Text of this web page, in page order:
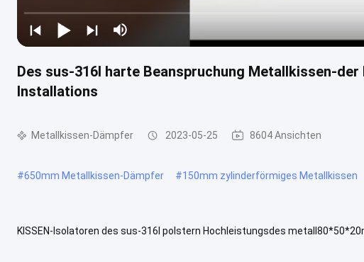
Des sus-316l harte Beanspruchung Metallkissen-
Installations
Metallkissen-Dämpfer 2023-05-25 8604 Ansichten
#650mm Metallkissen-Dämpfer #150mm zylinderförmiges Metallkissen
KISSEN-Isolatoren des sus-316l polstern Hochleistungsdes